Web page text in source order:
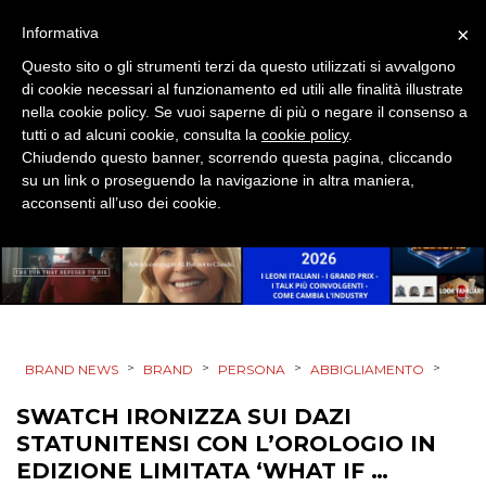
STRATEGIE
CINEMA
DIGITALE
EDITORIA
ESTERNA
TV
BRAND NEWS > BRAND > PERSONA > ABBIGLIAMENTO >
SWATCH IRONIZZA SUI DAZI
STATUNITENSI CON L’OROLOGIO IN
EDIZIONE LIMITATA ‘WHAT IF …
×
Informativa
Questo sito o gli strumenti terzi da questo utilizzati si avvalgono
di cookie necessari al funzionamento ed utili alle finalità illustrate
nella cookie policy. Se vuoi saperne di più o negare il consenso a
tutti o ad alcuni cookie, consulta la cookie policy.
Chiudendo questo banner, scorrendo questa pagina, cliccando
su un link o proseguendo la navigazione in altra maniera,
acconsenti all’uso dei cookie.